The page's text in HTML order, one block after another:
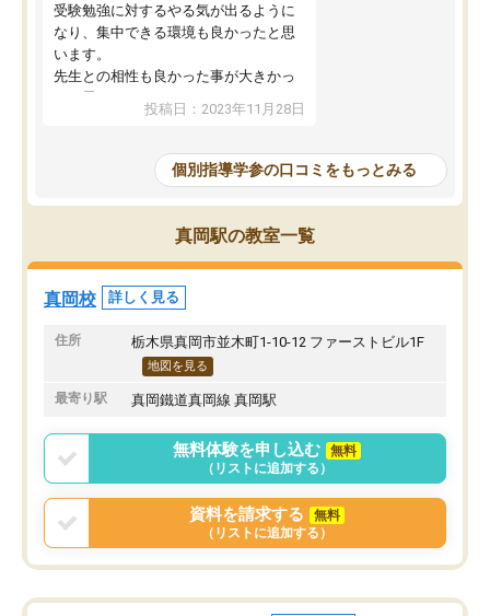
受験勉強に対するやる気が出るように
なり、集中できる環境も良かったと思
います。
先生との相性も良かった事が大きかっ
たと思います。
投稿日：2023年11月28日
個別指導学参の口コミをもっとみる
真岡駅の教室一覧
真岡校 詳しく見る
住所 栃木県真岡市並木町1-10-12 ファーストビル1F
地図を見る
最寄り駅 真岡鐵道真岡線 真岡駅
無料体験を申し込む
無料
（リストに追加する）
資料を請求する
無料
（リストに追加する）